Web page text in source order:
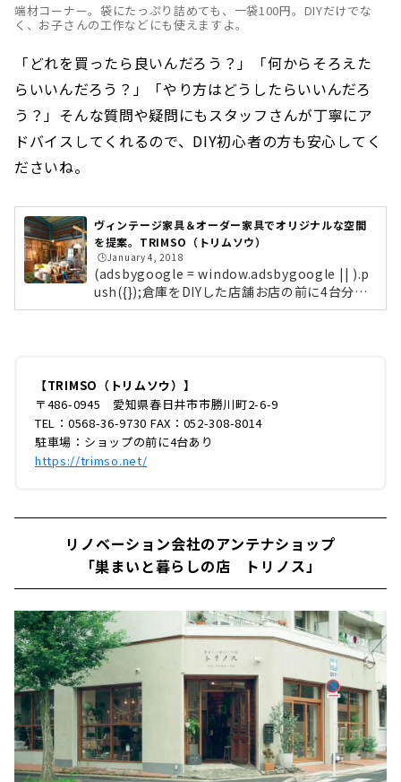
端材コーナー。袋にたっぷり詰めても、一袋100円。DIYだけでな
く、お子さんの工作などにも使えますよ。
「どれを買ったら良いんだろう？」「何からそろえた
らいいんだろう？」「やり方はどうしたらいいんだろ
う？」そんな質問や疑問にもスタッフさんが丁寧にア
ドバイスしてくれるので、DIY初心者の方も安心してく
ださいね。
ヴィンテージ家具＆オーダー家具でオリジナルな空間
を提案。TRIMSO（トリムソウ）
🕒️January 4, 2018
(adsbygoogle = window.adsbygoogle || ).p
ush({});倉庫をDIYした店舗お店の前に4台分の
駐車スペースがあるので、安心して車で行けま
の建具や、玄関部分のレトロなタイルも沓名さ
ん自ら施されたそう。お店の内部も日々変貌し
ています。例えば、こちらの壁もDIYで仕上げ
たもの。今は削り出しの状態ですがが、今後は
ペンキなどを塗って雰囲気を変えていくそう。
ラフでジャンクな内装が体感できま...
【TRIMSO（トリムソウ）】
〒486-0945 愛知県春日井市市勝川町2-6-9
TEL：0568-36-9730 FAX：052-308-8014
駐車場：ショップの前に4台あり
https://trimso.net/
リノベーション会社のアンテナショップ
「巣まいと暮らしの店 トリノス」